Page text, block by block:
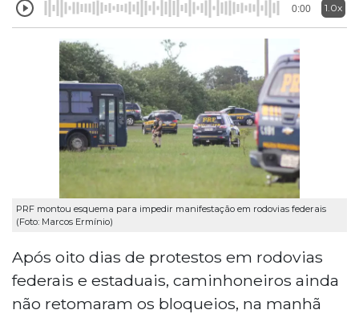
0:00 1.0x
PRF montou esquema para impedir manifestação em rodovias federais
(Foto: Marcos Ermínio)
Após oito dias de protestos em rodovias
federais e estaduais, caminhoneiros ainda
não retomaram os bloqueios, na manhã